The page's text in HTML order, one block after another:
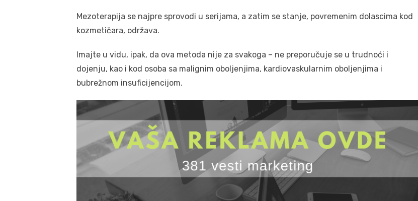
Mezoterapija se najpre sprovodi u serijama, a zatim se stanje, povremenim dolascima kod
kozmetičara, održava.
Imajte u vidu, ipak, da ova metoda nije za svakoga – ne preporučuje se u trudnoći i
dojenju, kao i kod osoba sa malignim oboljenjima, kardiovaskularnim oboljenjima i
bubrežnom insuficijencijom.